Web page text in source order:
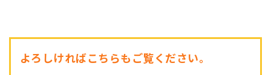
よろしければこちらもご覧ください。